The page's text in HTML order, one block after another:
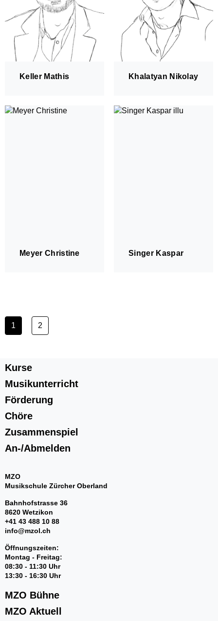
Administratives
MZO Bühne
Keller Mathis Khalatyan Nikolay
Meyer Christine Singer Kaspar
1 2
Kurse
Musikunterricht
Förderung
Chöre
Zusammenspiel
An-/Abmelden
MZO
Musikschule Zürcher Oberland
Bahnhofstrasse 36
8620 Wetzikon
+41 43 488 10 88
info@mzol.ch
Öffnungszeiten:
Montag - Freitag:
08:30 - 11:30 Uhr
13:30 - 16:30 Uhr
MZO Bühne
MZO Aktuell